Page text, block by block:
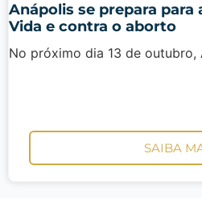
Anápolis se prepara para
Vida e contra o aborto
No próximo dia 13 de outubro,
SAIBA